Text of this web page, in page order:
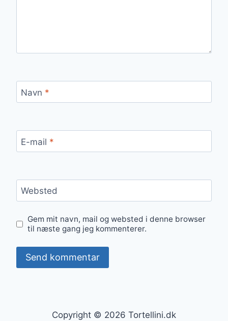
Navn *
E-mail *
Websted
Gem mit navn, mail og websted i denne browser
til næste gang jeg kommenterer.
Copyright © 2026 Tortellini.dk